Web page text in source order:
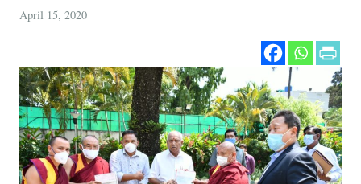
April 15, 2020